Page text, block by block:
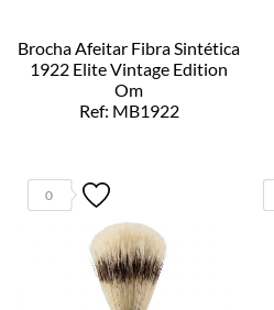
Brocha Afeitar Fibra Sintética
1922 Elite Vintage Edition
Om
Ref: MB1922
0